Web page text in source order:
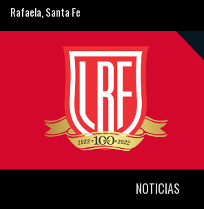
Rafaela, Santa Fe
NOTICIAS